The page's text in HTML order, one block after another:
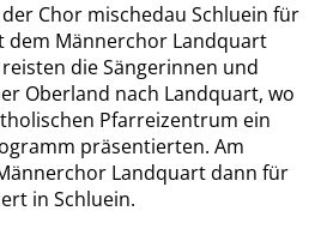
Chor mischedau Schluein für
dem Männerchor Landquart
die Sängerinnen und
Oberland nach Landquart, wo
Pfarreizentrum ein
präsentierten. Am
Landquart dann für
in Schluein.